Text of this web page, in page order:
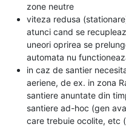
zone neutre
viteza redusa
atunci cand se
uneori oprirea se
automata nu
in caz de santier
aeriene, de ex. in zona
santiere anuntate din
santiere ad-hoc (gen
care trebuie ocolite, etc